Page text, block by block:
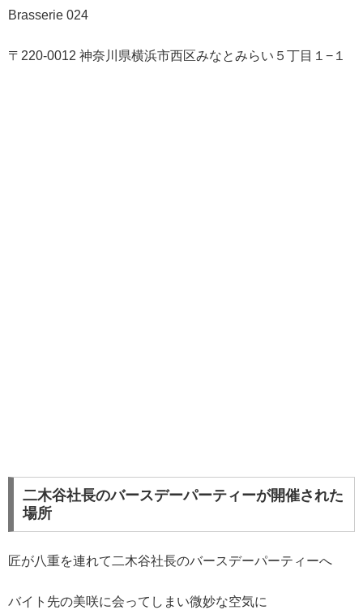
Brasserie 024
〒220-0012 神奈川県横浜市西区みなとみらい５丁目１−１
二木谷社長のバースデーパーティーが開催された
場所
匠が八重を連れて二木谷社長のバースデーパーティーへ
バイト先の美咲に会ってしまい微妙な空気に